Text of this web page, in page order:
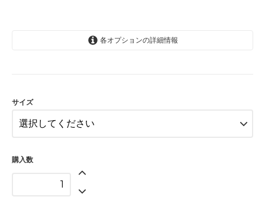
各オプションの詳細情報
サイズ
購入数